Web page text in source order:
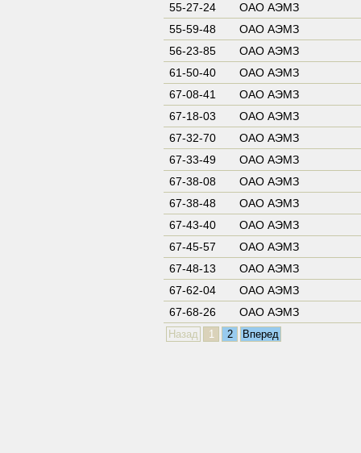
55-27-24
ОАО АЭМЗ
55-59-48
ОАО АЭМЗ
56-23-85
ОАО АЭМЗ
61-50-40
ОАО АЭМЗ
67-08-41
ОАО АЭМЗ
67-18-03
ОАО АЭМЗ
67-32-70
ОАО АЭМЗ
67-33-49
ОАО АЭМЗ
67-38-08
ОАО АЭМЗ
67-38-48
ОАО АЭМЗ
67-43-40
ОАО АЭМЗ
67-45-57
ОАО АЭМЗ
67-48-13
ОАО АЭМЗ
67-62-04
ОАО АЭМЗ
67-68-26
ОАО АЭМЗ
Назад 1 2 Вперед